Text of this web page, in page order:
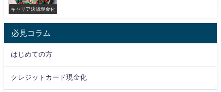
キャリア決済現金化
必見コラム
はじめての方
クレジットカード現金化